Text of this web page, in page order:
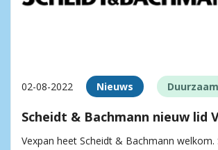
02-08-2022 Nieuws
Scheidt & Bachmann nieuw lid
Vexpan heet Scheidt & Bachmann welkom.